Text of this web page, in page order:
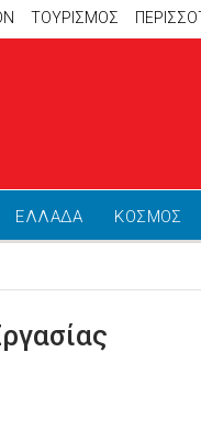
ΤΟΥΡΙΣΜΟΣ
ΕΛΛΑΔΑ ΚΟΣΜΟΣ